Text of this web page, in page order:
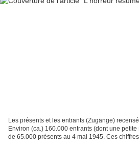
Les présents et les entrants (Zugänge)
Environ (ca.) 160.000 entrants (dont une
de 65.000 présents au 4 mai 1945. Ces